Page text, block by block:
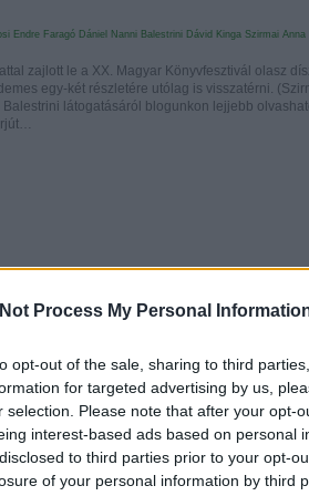
Process My Personal
opt-out of the sale, sharing to third
for targeted advertising by us,
selection. Please note that after your opt-
interest-based ads based on personal
to third parties prior to your opt-
of your personal information by third
Endre Faragó Dániel Nanni Balestrini Dávid Kinga Szirmai Anna
zajlott le a XX. Magyar Könyvfesztivál olasz
egy-két részletére utólag is visszatérni.
Balestrini látogatásáról blogunkon lejjebb
Tetszik
SÜTI